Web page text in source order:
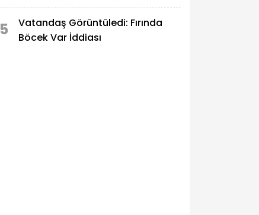
5
Vatandaş Görüntüledi: Fırında
Böcek Var İddiası